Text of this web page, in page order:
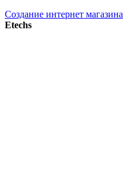
Создание интернет магазина
Etechs